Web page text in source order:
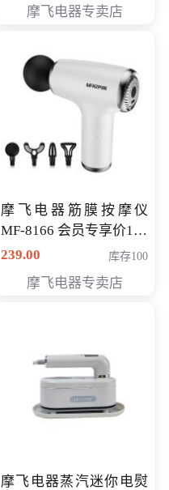
摩飞电器专卖店
摩飞电器筋膜按摩仪
MF-8166 会员专享价168
元
239.00 库存100
摩飞电器专卖店
摩飞电器蒸汽迷你电熨